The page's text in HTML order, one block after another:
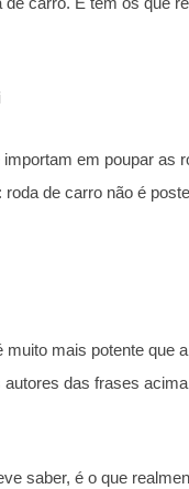
em poupar as
de carro não é
mais potente que
das frases
saber, é o que